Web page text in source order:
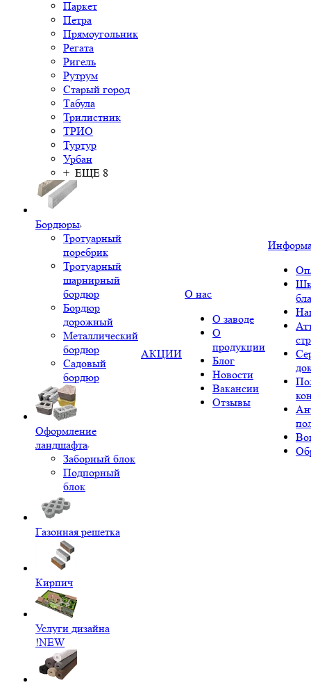
Паркет
Петра
Прямоугольник
Регата
Ригель
Рутрум
Старый город
Табула
Трилистник
ТРИО
Туртур
Урбан
+ ЕЩЕ 8
Бордюры
Тротуарный
поребрик
Тротуарный
шарнирный
бордюр
Бордюр
дорожный
Металлический
бордюр
Садовый
бордюр
Оформление
ландшафта
Заборный блок
Подпорный
блок
Газонная решетка
Кирпич
Услуги дизайна
!NEW
АКЦИИ
О нас
О заводе
О
продукции
Блог
Новости
Вакансии
Отзывы